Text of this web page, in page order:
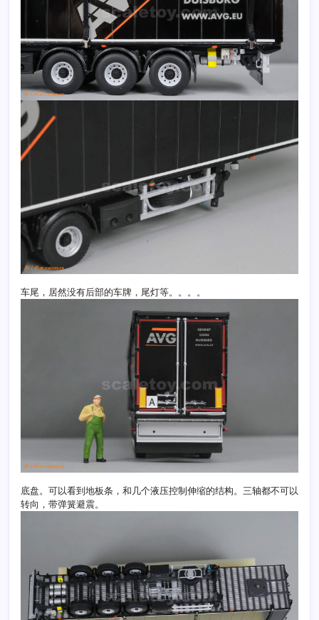
车尾，居然没有后部的车牌，尾灯等。。。。
底盘。可以看到地板条，和几个液压控制伸缩的结构。三轴都不可以
转向，带弹簧避震。